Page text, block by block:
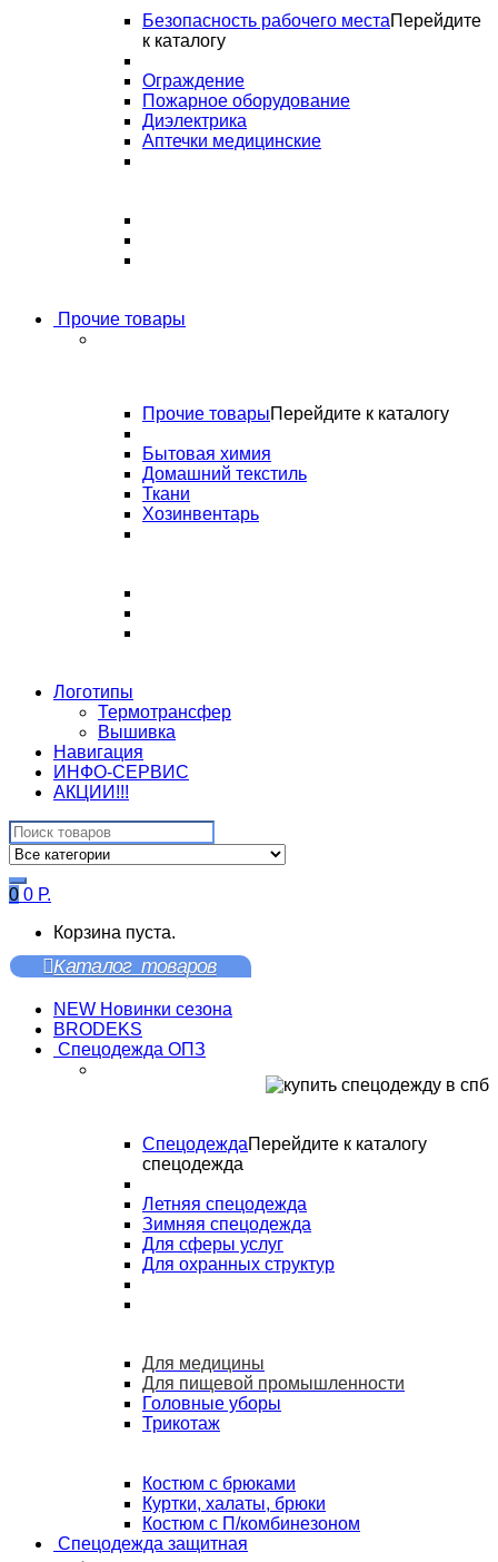
Безопасность рабочего местаПерейдите
к каталогу
Ограждение
Пожарное оборудование
Диэлектрика
Аптечки медицинские
Прочие товары
Прочие товарыПерейдите к каталогу
Бытовая химия
Домашний текстиль
Ткани
Хозинвентарь
Логотипы
Термотрансфер
Вышивка
Навигация
ИНФО-СЕРВИС
АКЦИИ!!!
Search
for:
0 0 Р.
Корзина пуста.
Каталог товаров
NEW Новинки сезона
BRODEKS
Спецодежда ОПЗ
СпецодеждаПерейдите к каталогу
спецодежда
Летняя спецодежда
Зимняя спецодежда
Для сферы услуг
Для охранных структур
Для медицины
Для пищевой промышленности
Головные уборы
Трикотаж
Костюм с брюками
Куртки, халаты, брюки
Костюм с П/комбинезоном
Спецодежда защитная